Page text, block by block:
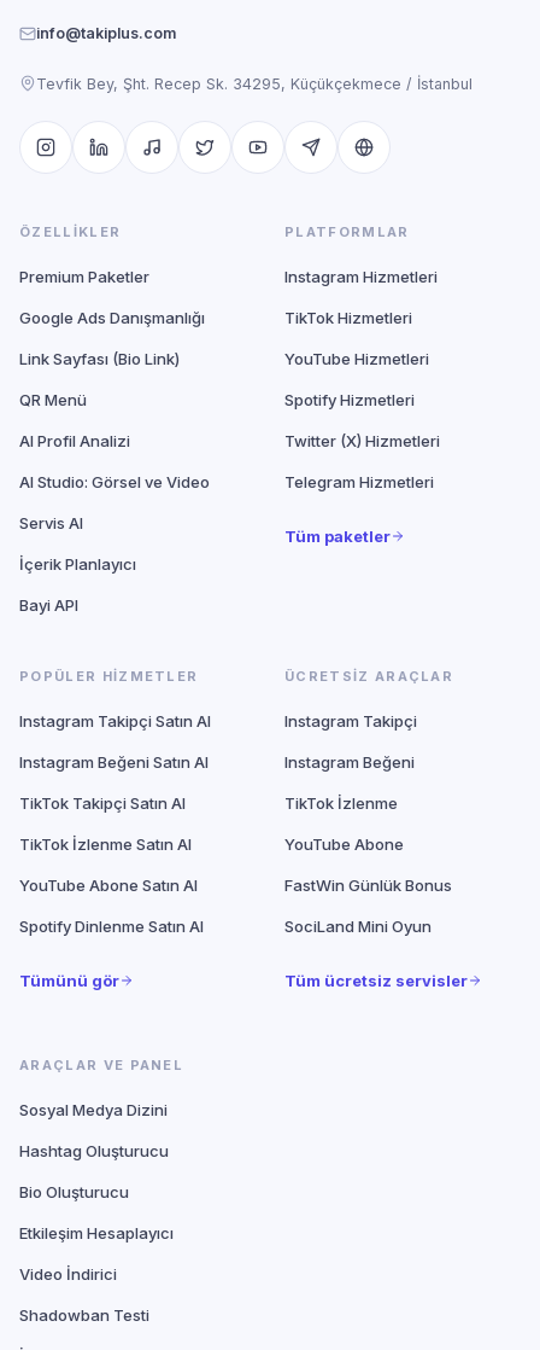
info@takiplus.com
Tevfik Bey, Şht. Recep Sk. 34295, Küçükçekmece / İstanbul
ÖZELLIKLER
Premium Paketler
Google Ads Danışmanlığı
Link Sayfası (Bio Link)
QR Menü
AI Profil Analizi
AI Studio: Görsel ve Video
Servis AI
İçerik Planlayıcı
Bayi API
PLATFORMLAR
Instagram Hizmetleri
TikTok Hizmetleri
YouTube Hizmetleri
Spotify Hizmetleri
Twitter (X) Hizmetleri
Telegram Hizmetleri
Tüm paketler
POPÜLER HIZMETLER
Instagram Takipçi Satın Al
Instagram Beğeni Satın Al
TikTok Takipçi Satın Al
TikTok İzlenme Satın Al
YouTube Abone Satın Al
Spotify Dinlenme Satın Al
Tümünü gör
ÜCRETSIZ ARAÇLAR
Instagram Takipçi
Instagram Beğeni
TikTok İzlenme
YouTube Abone
FastWin Günlük Bonus
SociLand Mini Oyun
Tüm ücretsiz servisler
ARAÇLAR VE PANEL
Sosyal Medya Dizini
Hashtag Oluşturucu
Bio Oluşturucu
Etkileşim Hesaplayıcı
Video İndirici
Shadowban Testi